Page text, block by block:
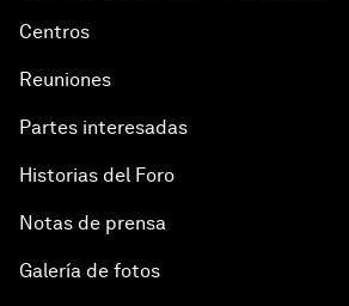
Centros
Reuniones
Partes interesadas
Historias del Foro
Notas de prensa
Galería de fotos